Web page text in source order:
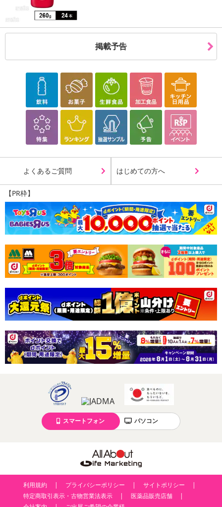
・注意事項：
●体質、体調に合わない時は、ご使用を一時中止してください。
●乳幼児の手の届かない所に保管して下さい。
●アレルギーのある方は原材料を参照の上、お飲みにならないでく
ださい。
●薬を服用中、通院中の方及び妊娠、授乳中の方は、医師とご相談
の上、お飲みください。
●本品は、多量摂 取により疾病が治療したり、より健康が増進す
るものではありません。1日の摂取目安量を守ってください。
★食生活は、主菜、副菜を基本に、食事のバランスを。
注意事項
【賞味・消費期限のある商品について】
のでご了承ください。
【キャンセルについて】
※お申込み後のキャンセルはお受けできません。
記載されている内容を必ずご確認いただき、お届けする商品セット
にご納得いただきましたうえでお申し込みください。
※パッケージ変更や商品リニューアル(成分など含む)等により、参考
の掲載画像や画像内のバーコードなど、お届け商品と多少異なる場
また、[新たな加工食品の原料原産地表示制度]の経過措置期間の終
了により、商品詳細内に記載の原産国・原材料の表記が旧表記の場
合がございます。
あらかじめご了承いただいた上でお申込みください。なお、本理由
によるお申込み後のキャンセル・返品交換は対応いたしかねます。
【お支払いについて】
※d払い、PayPay、au PAY、au PAY（auかんたん決済）、ソフトバ
ンクまとめて支払い、楽天ペイ、メルペイ、AEON Pay、Amazon
※予約商品は決済手段ごとに定められた決済期限日にお支払いを完
了することがございます。ご了承いただいたうえでお申し込みくだ
【配送伝票番号について】
※配送形態がメール便の商品については、商品の発送完了後、配送
伝票番号がマイページに表示されない場合もございます。
掲載予告
よくあるご質問 はじめての方へ
【PR枠】
スマートフォン パソコン
利用規約 プライバシーポリシー
サイトポリシー
特定商取引表示・古物営業法表示
医薬品販売店舗